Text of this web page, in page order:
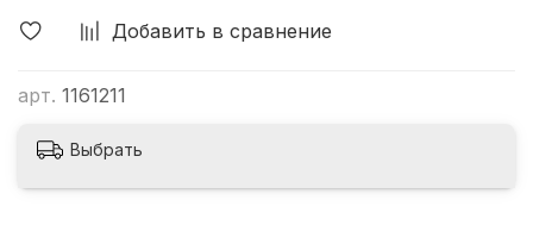
Добавить в сравнение
арт. 1161211
Выбрать